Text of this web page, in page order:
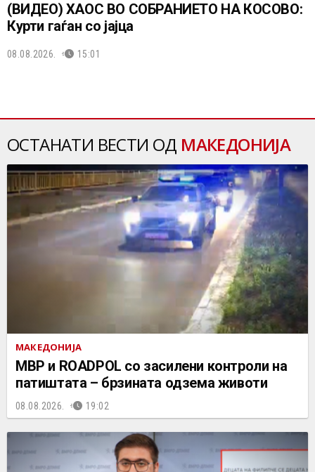
(ВИДЕО) ХАОС ВО СОБРАНИЕТО НА КОСОВО:
Курти гаѓан со јајца
08.08.2026. 15:01
ОСТАНАТИ ВЕСТИ ОД МАКЕДОНИЈА
МАКЕДОНИЈА
МВР и ROADPOL со засилени контроли на
патиштата – брзината одзема животи
08.08.2026. 19:02